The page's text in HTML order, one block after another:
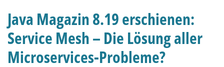
Java Magazin 8.19 erschienen:
Service Mesh – Die Lösung aller
Microservices-Probleme?